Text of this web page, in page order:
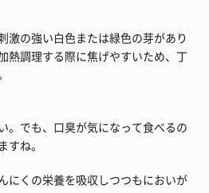
激の強い白色または緑色の芽があり
熱調理する際に焦げやすいため、丁
。でも、口臭が気になって食べるの
ね。
にくの栄養を吸収しつつもにおいが